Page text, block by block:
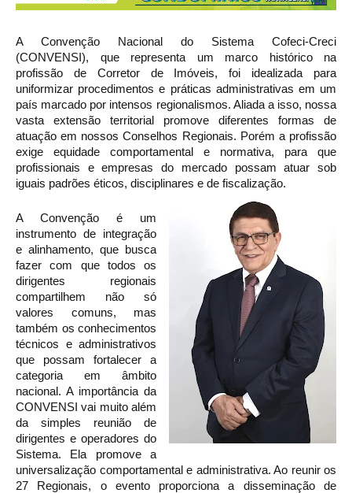
A Convenção Nacional do Sistema Cofeci-Creci
(CONVENSI), que representa um marco histórico na
profissão de Corretor de Imóveis, foi idealizada para
uniformizar procedimentos e práticas administrativas em um
país marcado por intensos regionalismos. Aliada a isso, nossa
vasta extensão territorial promove diferentes formas de
atuação em nossos Conselhos Regionais. Porém a profissão
exige equidade comportamental e normativa, para que
profissionais e empresas do mercado possam atuar sob
iguais padrões éticos, disciplinares e de fiscalização.
A Convenção é um
instrumento de integração
e alinhamento, que busca
fazer com que todos os
dirigentes regionais
compartilhem não só
valores comuns, mas
também os conhecimentos
técnicos e administrativos
que possam fortalecer a
categoria em âmbito
nacional. A importância da
CONVENSI vai muito além
da simples reunião de
dirigentes e operadores do
Sistema. Ela promove a
universalização comportamental e administrativa. Ao reunir os
27 Regionais, o evento proporciona a disseminação de